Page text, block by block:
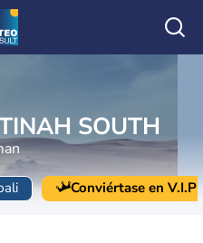
SOUTH
Conviértase en V.I.P